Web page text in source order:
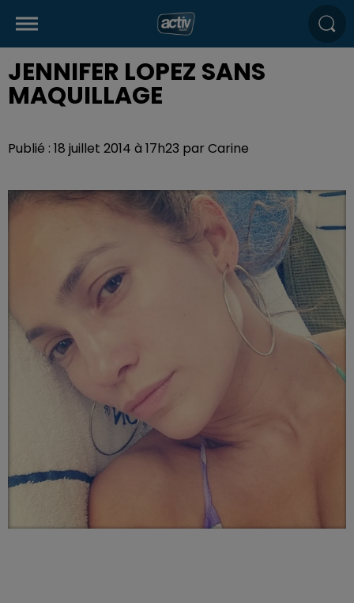
JENNIFER LOPEZ SANS
MAQUILLAGE
Publié : 18 juillet 2014 à 17h23 par Carine